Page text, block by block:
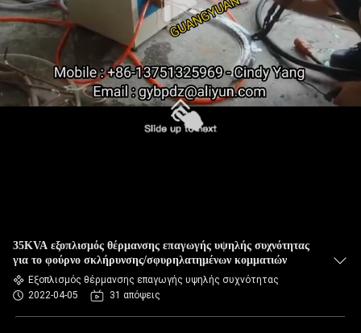
35KVA εξοπλισμός θέρμανσης επαγωγής υψηλής συχνότητας
για το φούρνο σκλήρυνσης/σφυρηλατημένων κομματιών
Εξοπλισμός θέρμανσης επαγωγής υψηλής συχνότητας
2022-04-05
31 απόψεις